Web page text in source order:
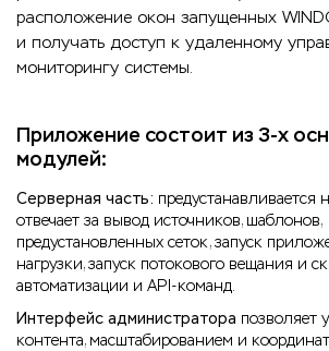
расположение окон запущенных
и получать доступ к удаленному
мониторингу системы.
Приложение состоит из 3-х
модулей:
Серверная часть: предустанавливается
отвечает за вывод источников, шаблонов,
предустановленных сеток, запуск
нагрузки, запуск потокового вещания и
автоматизации и API-команд.
Интерфейс администратора позволяет
контента, масштабированием и